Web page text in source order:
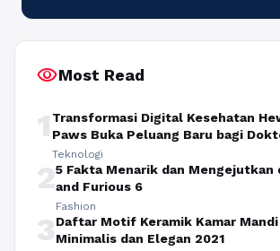
visibilityMost Read
1 Transformasi Digital Kesehatan
Paws Buka Peluang Baru bagi
Teknologi
25 Fakta Menarik dan Mengejutkan
and Furious 6
Fashion
3Daftar Motif Keramik Kamar Mandi
Minimalis dan Elegan 2021